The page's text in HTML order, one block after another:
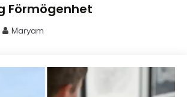
Förmögenhet
Maryam